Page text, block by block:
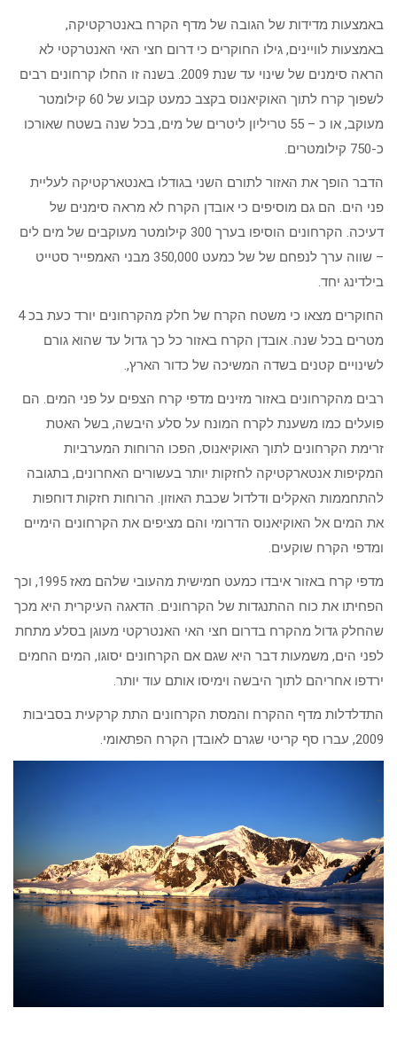
באמצעות מדידות של הגובה של מדף הקרח באנטרקטיקה,
באמצעות לוויינים, גילו החוקרים כי דרום חצי האי האנטרקטי לא
הראה סימנים של שינוי עד שנת 2009. בשנה זו החלו קרחונים רבים
לשפוך קרח לתוך האוקיאנוס בקצב כמעט קבוע של 60 קילומטר
מעוקב, או כ – 55 טריליון ליטרים של מים, בכל שנה בשטח שאורכו
כ-750 קילומטרים.
הדבר הופך את האזור לתורם השני בגודלו באנטארקטיקה לעליית
פני הים. הם גם מוסיפים כי אובדן הקרח לא מראה סימנים של
דעיכה. הקרחונים הוסיפו בערך 300 קילומטר מעוקבים של מים לים
– שווה ערך לנפחם של של כמעט 350,000 מבני האמפייר סטייט
בילדינג יחד.
החוקרים מצאו כי משטח הקרח של חלק מהקרחונים יורד כעת בכ 4
מטרים בכל שנה. אובדן הקרח באזור כל כך גדול עד שהוא גורם
לשינויים קטנים בשדה המשיכה של כדור הארץ,.
רבים מהקרחונים באזור מזינים מדפי קרח הצפים על פני המים. הם
פועלים כמו משענת לקרח המונח על סלע היבשה, בשל האטת
זרימת הקרחונים לתוך האוקיאנוס, הפכו הרוחות המערביות
המקיפות אנטארקטיקה לחזקות יותר בעשורים האחרונים, בתגובה
להתחממות האקלים ודלדול שכבת האוזון. הרוחות חזקות דוחפות
את המים אל האוקיאנוס הדרומי והם מציפים את הקרחונים הימיים
ומדפי הקרח שוקעים.
מדפי קרח באזור איבדו כמעט חמישית מהעובי שלהם מאז 1995, וכך
הפחיתו את כוח ההתנגדות של הקרחונים. הדאגה העיקרית היא מכך
שהחלק גדול מהקרח בדרום חצי האי האנטרקטי מעוגן בסלע מתחת
לפני הים, משמעות דבר היא שגם אם הקרחונים יסוגו, המים החמים
ירדפו אחריהם לתוך היבשה וימיסו אותם עוד יותר.
התדלדלות מדף ההקרח והמסת הקרחונים התת קרקעית בסביבות
2009, עברו סף קריטי שגרם לאובדן הקרח הפתאומי.